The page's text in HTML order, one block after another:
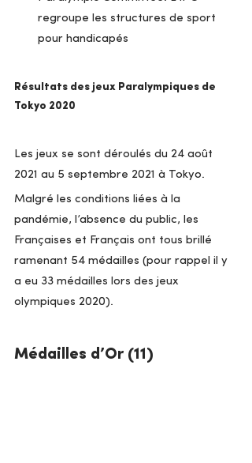
regroupe les structures de sport
pour handicapés
Résultats des jeux Paralympiques de
Tokyo 2020
Les jeux se sont déroulés du 24 août
2021 au 5 septembre 2021 à Tokyo.
Malgré les conditions liées à la
pandémie, l’absence du public, les
Françaises et Français ont tous brillé
ramenant 54 médailles (pour rappel il y
a eu 33 médailles lors des jeux
olympiques 2020).
Médailles d’Or (11)